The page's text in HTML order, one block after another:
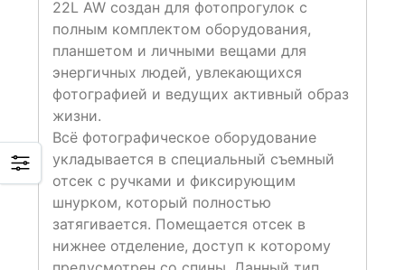
22L AW создан для фотопрогулок с
полным комплектом оборудования,
планшетом и личными вещами для
энергичных людей, увлекающихся
фотографией и ведущих активный образ
жизни.
Всё фотографическое оборудование
укладывается в специальный съемный
отсек с ручками и фиксирующим
шнурком, который полностью
затягивается. Помещается отсек в
нижнее отделение, доступ к которому